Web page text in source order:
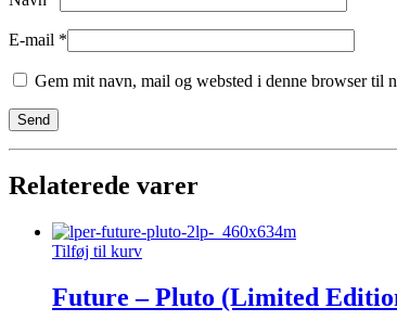
E-mail *
Gem mit navn, mail og websted i denne browser til
Relaterede varer
Tilføj til kurv
Future – Pluto (Limited